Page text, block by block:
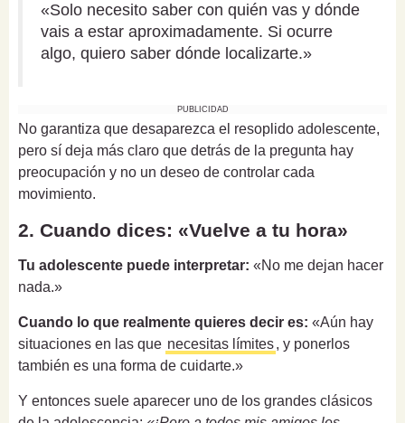
«Solo necesito saber con quién vas y dónde
vais a estar aproximadamente. Si ocurre
algo, quiero saber dónde localizarte.»
PUBLICIDAD
No garantiza que desaparezca el resoplido adolescente,
pero sí deja más claro que detrás de la pregunta hay
preocupación y no un deseo de controlar cada
movimiento.
2. Cuando dices: «Vuelve a tu hora»
Tu adolescente puede interpretar: «No me dejan hacer
nada.»
Cuando lo que realmente quieres decir es: «Aún hay
situaciones en las que necesitas límites, y ponerlos
también es una forma de cuidarte.»
Y entonces suele aparecer uno de los grandes clásicos